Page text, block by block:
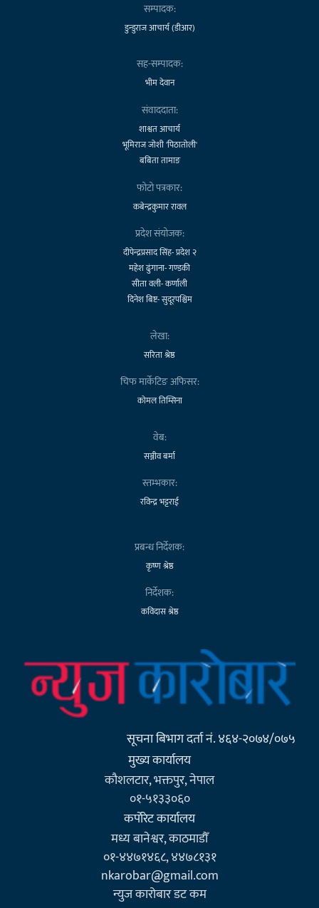
सम्पादक:
डुन्डुराज आचार्य (डीआर)
सह-सम्पादक:
भीम देवान
संवाददाता:
शाश्वत आचार्य
भूमिराज जोशी 'पिठातोली'
बबिता तामाङ
फोटो पत्रकार:
कबेन्द्रकुमार रावल
प्रदेश संयोजक:
दीपेन्द्रप्रसाद सिंह- प्रदेश २
महेश ढुंगाना- गण्डकी
सीता वली- कर्णाली
दिनेश बिष्ट- सुदूरपश्चिम
लेखा:
सरिता श्रेष्ठ
चिफ मार्केटिङ अफिसर:
कोमल तिम्सिना
वेब:
सञ्जीव बर्मा
स्तम्भकार:
रविन्द्र भट्टराई
प्रबन्ध निर्देशक:
कृष्ण श्रेष्ठ
निर्देशक:
कविदास श्रेष्ठ
सूचना बिभाग दर्ता नं. ४६४-२०७४/०७५
मुख्य कार्यालय
कौशलटार, भक्तपुर, नेपाल
०१-५१३३०६०
कर्पाेरेट कार्यालय
मध्य बानेश्वर, काठमाडौँ
०१-४४७१४६८, ४४७८१३१
nkarobar@gmail.com
न्युज कारोबार डट कम